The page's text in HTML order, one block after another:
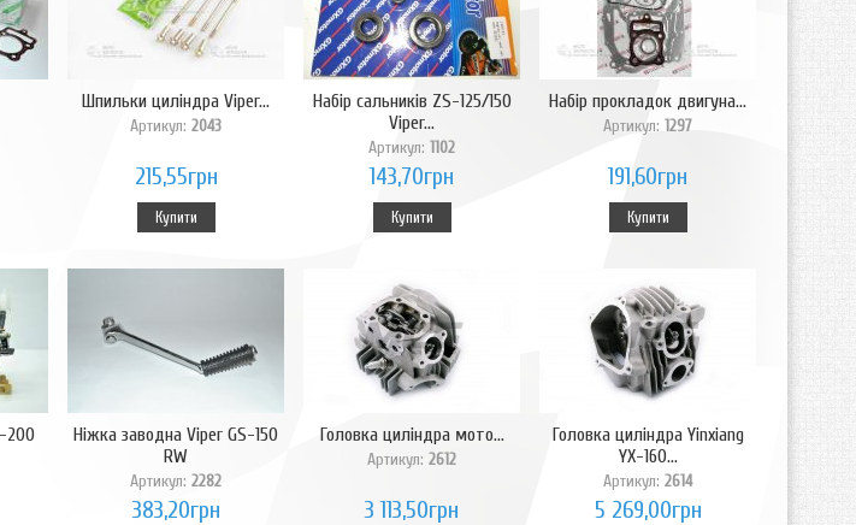
Шпильки циліндра Viper...
Артикул: 2043
215,55грн
Купити
Набір сальників ZS-125/150
Viper...
Артикул: 1102
143,70грн
Купити
Набір прокладок двигуна...
Артикул: 1297
191,60грн
Купити
200
Ніжка заводна Viper GS-150
RW
Артикул: 2282
383,20грн
Головка циліндра мото...
Артикул: 2612
3 113,50грн
Головка циліндра Yinxiang
YX-160...
Артикул: 2614
5 269,00грн